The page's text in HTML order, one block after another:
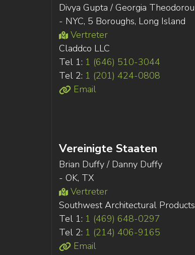
Divya Gupta / Georgia Theodorou
- NYC, 5 Boroughs, Long Island
Vertreter
Claddco LLC
Tel 1: 1 (646) 510-3044
Tel 2: 1 (201) 424-0808
Email
Vereinigte Staaten
Brian Duffy / Danny Duffy
- OK, TX
Vertreter
Southwest Architectural Products
Tel 1: 1 (469) 648-0297
Tel 2: 1 (214) 406-9165
Email